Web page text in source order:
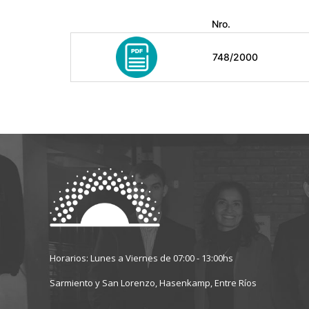
Nro.
748/2000
Horarios: Lunes a Viernes de 07:00 - 13:00hs
Sarmiento y San Lorenzo, Hasenkamp, Entre Ríos